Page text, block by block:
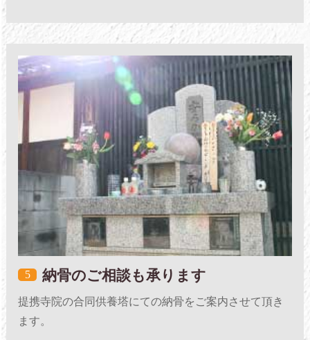
5 納骨のご相談も承ります
提携寺院の合同供養塔にての納骨をご案内させて頂き
ます。